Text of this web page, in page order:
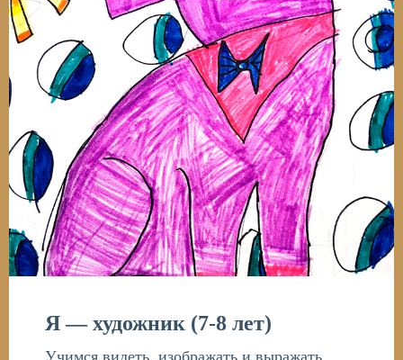
Я — художник (7-8 лет)